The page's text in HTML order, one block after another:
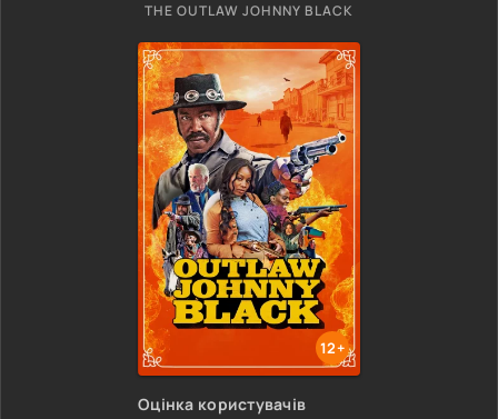
THE OUTLAW JOHNNY BLACK
12+
Оцінка користувачів